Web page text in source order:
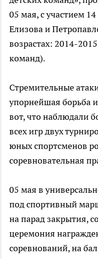
05 мая, с участием
Елизова и
возрастах: 2014-
команд).
Стремительные
упорнейшая борьба
вот, что наблюдали
всех игр двух
юных спортсменов
соревновательная
05 мая в
под спортивный
на парад закрытия,
церемония
соревнований, на